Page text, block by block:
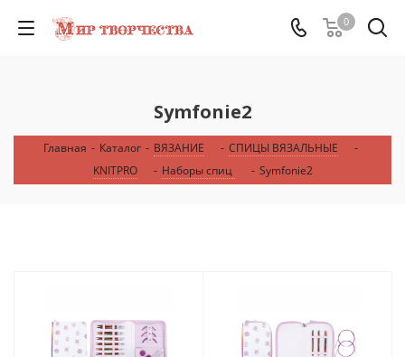
0
Symfonie2
Главная - Каталог - ВЯЗАНИЕ - СПИЦЫ ВЯЗАЛЬНЫЕ
-
KNITPRO
- Наборы спиц - Symfonie2